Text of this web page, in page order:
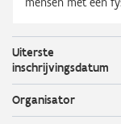
Uiterste
inschrijvingsdatum
Organisator